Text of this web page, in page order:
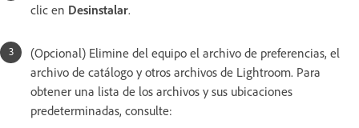
clic en Desinstalar.
(Opcional) Elimine del equipo el archivo de preferencias, el
archivo de catálogo y otros archivos de Lightroom. Para
obtener una lista de los archivos y sus ubicaciones
predeterminadas, consulte: